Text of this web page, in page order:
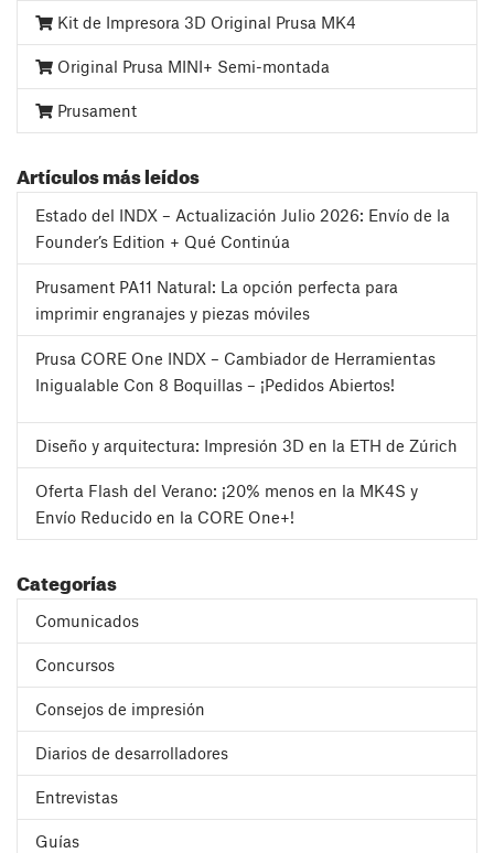
Kit de Impresora 3D Original Prusa MK4
Original Prusa MINI+ Semi-montada
Prusament
Artículos más leídos
Estado del INDX – Actualización Julio 2026: Envío de la
Founder’s Edition + Qué Continúa
Prusament PA11 Natural: La opción perfecta para
imprimir engranajes y piezas móviles
Prusa CORE One INDX – Cambiador de Herramientas
Inigualable Con 8 Boquillas – ¡Pedidos Abiertos!
Diseño y arquitectura: Impresión 3D en la ETH de Zúrich
Oferta Flash del Verano: ¡20% menos en la MK4S y
Envío Reducido en la CORE One+!
Categorías
Comunicados
Concursos
Consejos de impresión
Diarios de desarrolladores
Entrevistas
Guías